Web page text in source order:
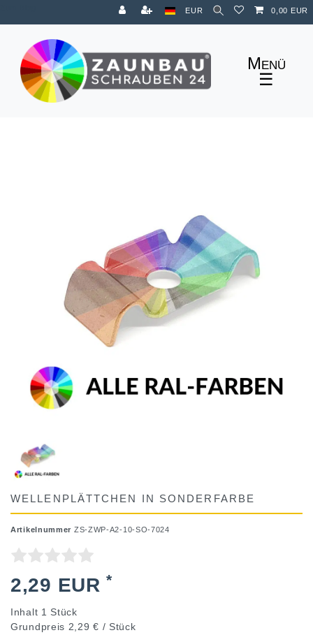
EUR 0,00 EUR
☰
WELLENPLÄTTCHEN IN SONDERFARBE
Artikelnummer ZS-ZWP-A2-10-SO-7024
2,29 EUR*
Inhalt 1 Stück
Grundpreis 2,29 € / Stück